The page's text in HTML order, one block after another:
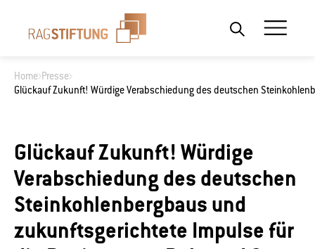
Home Presse
Glückauf Zukunft! Würdige Verabschiedung des deutschen
Glückauf Zukunft! Würdige
Verabschiedung des deutschen
Steinkohlenbergbaus und
zukunftsgerichtete Impulse für